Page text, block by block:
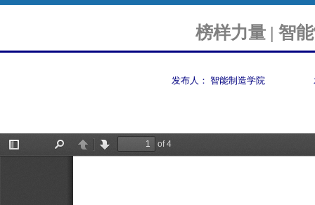
榜样力量 | 智
发布人： 智能制造学院